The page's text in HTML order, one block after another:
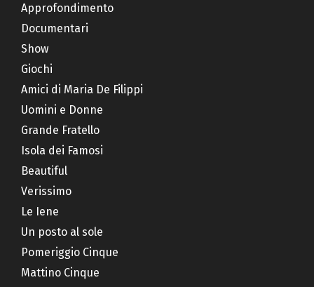
Approfondimento
Documentari
Show
Giochi
Amici di Maria De Filippi
Uomini e Donne
Grande Fratello
Isola dei Famosi
Beautiful
Verissimo
Le Iene
Un posto al sole
Pomeriggio Cinque
Mattino Cinque